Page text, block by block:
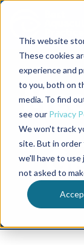
This website
These cookies
experience and
to you, both on
media. To find
see our Privacy
We won't track
site. But in
we'll have to
not asked to